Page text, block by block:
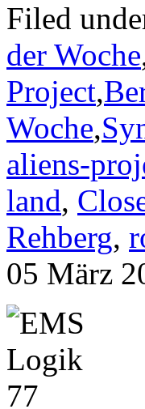
Filed
der Woche
Project,
Woche,
aliens-
land,
Rehberg,
05 März